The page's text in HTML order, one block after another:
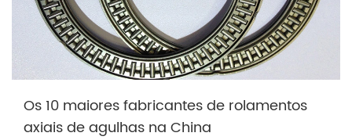
Os 10 maiores fabricantes de rolamentos
axiais de agulhas na China